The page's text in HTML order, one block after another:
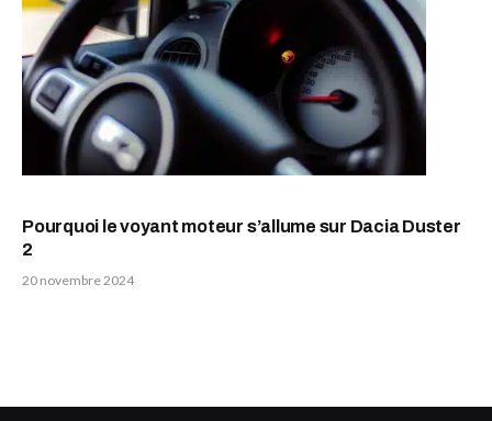
Pourquoi le voyant moteur s’allume sur Dacia Duster
2
20 novembre 2024